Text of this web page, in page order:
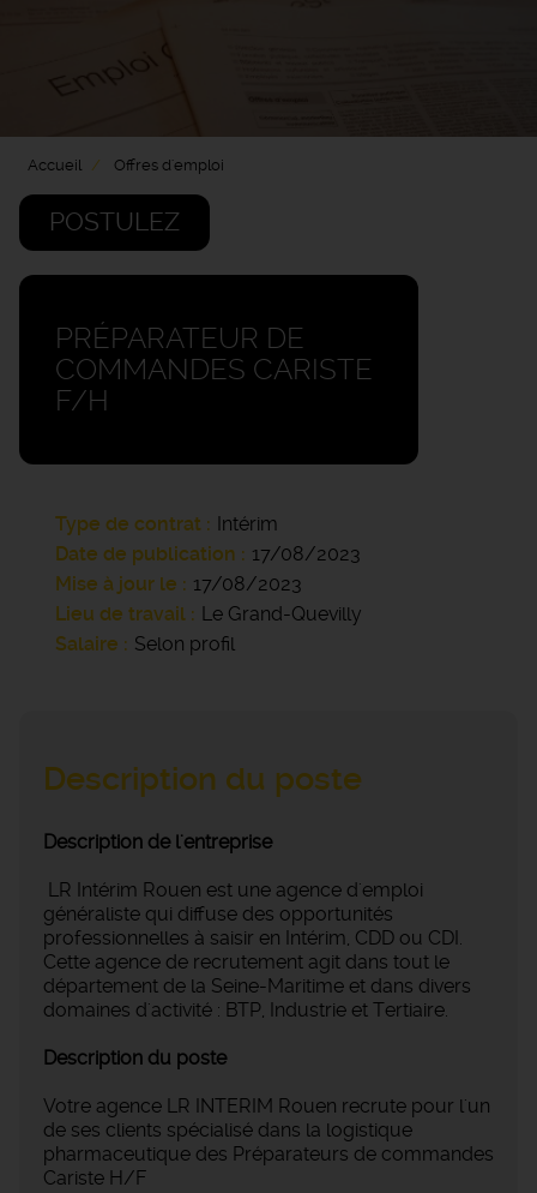
Accueil Offres d'emploi
POSTULEZ
PRÉPARATEUR DE
COMMANDES CARISTE
F/H
Type de contrat
Intérim
Date de publication
17/08/2023
Mise à jour le
17/08/2023
Lieu de travail
Le Grand-Quevilly
Salaire
Selon profil
Description du poste
Description de l'entreprise
LR Intérim Rouen est une agence d'emploi
généraliste qui diffuse des opportunités
professionnelles à saisir en Intérim, CDD ou CDI.
Cette agence de recrutement agit dans tout le
département de la Seine-Maritime et dans divers
domaines d'activité : BTP, Industrie et Tertiaire.
Description du poste
Votre agence LR INTERIM Rouen recrute pour l'un
de ses clients spécialisé dans la logistique
pharmaceutique des Préparateurs de commandes
Cariste H/F